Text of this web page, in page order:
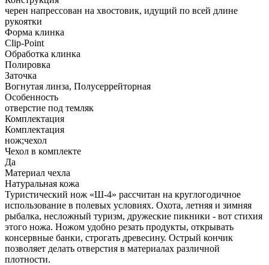
черен напрессован на хвостовик, идущий по всей длине
рукоятки
Форма клинка
Clip-Point
Обработка клинка
Полировка
Заточка
Вогнутая линза, Полусеррейторная
Особенность
отверстие под темляк
Комплектация
Комплектация
нож;чехол
Чехол в комплекте
Да
Материал чехла
Натуральная кожа
Туристический нож «Ш-4» рассчитан на круглогодичное
использование в полевых условиях. Охота, летняя и зимняя
рыбалка, несложный туризм, дружеские пикники - вот стихия
этого ножа. Ножом удобно резать продукты, открывать
консервные банки, строгать древесину. Острый кончик
позволяет делать отверстия в материалах различной
плотности.